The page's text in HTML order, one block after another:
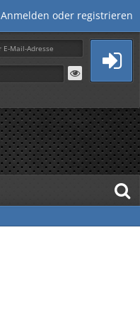
Anmelden oder registrieren